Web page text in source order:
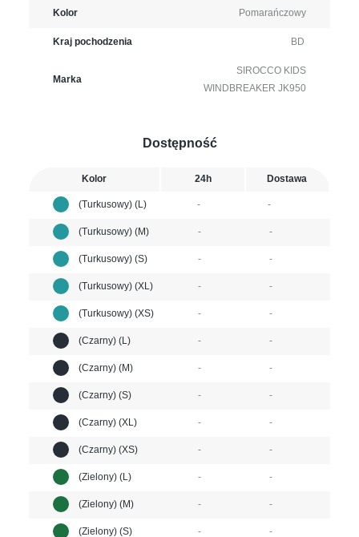
Kolor Pomarańczowy
Kraj pochodzenia BD
Marka
SIROCCO KIDS
WINDBREAKER JK950
Dostępność
Kolor 24h Dostawa
(Turkusowy) (L) - -
(Turkusowy) (M) - -
(Turkusowy) (S) - -
(Turkusowy) (XL) - -
(Turkusowy) (XS) - -
(Czarny) (L) - -
(Czarny) (M) - -
(Czarny) (S) - -
(Czarny) (XL) - -
(Czarny) (XS) - -
(Zielony) (L) - -
(Zielony) (M) - -
(Zielony) (S) - -